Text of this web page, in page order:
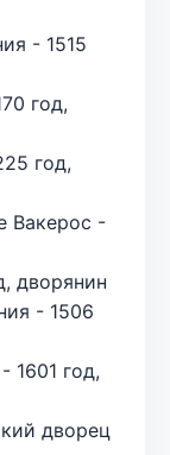
- 1515
год,
год,
Вакерос -
дворянин
- 1506
1601 год,
дворец